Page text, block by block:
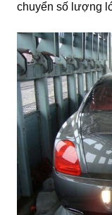
chuyển số lượng